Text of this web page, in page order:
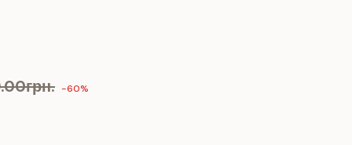
-60%